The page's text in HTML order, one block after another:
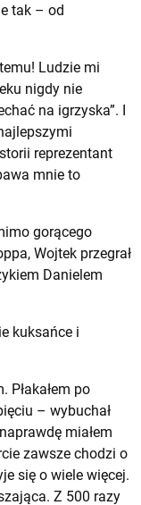
tak – od
Ludzie mi
nigdy nie
na igrzyska”. I
reprezentant
mnie to
gorącego
Wojtek przegrał
Danielem
kuksańce i
Płakałem po
– wybuchał
miałem
zawsze chodzi o
się o wiele więcej.
Z 500 razy